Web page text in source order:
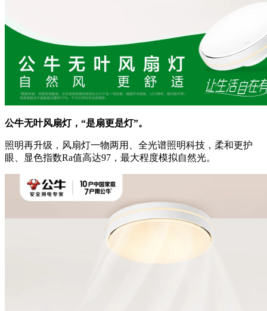
公牛无叶风扇灯，“是扇更是灯”。
照明再升级，风扇灯一物两用、全光谱照明科技，柔和更护
眼、显色指数Ra值高达97，最大程度模拟自然光。